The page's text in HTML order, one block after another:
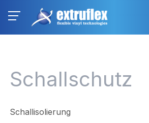
zum
Schallschutz
Schallisolierung